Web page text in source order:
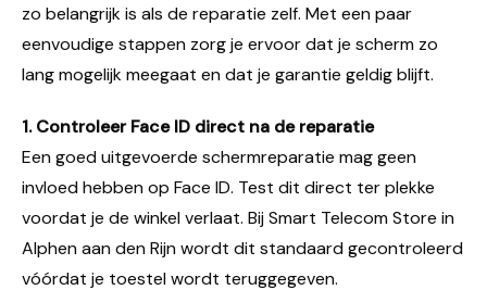
zo belangrijk is als de reparatie zelf. Met een paar
eenvoudige stappen zorg je ervoor dat je scherm zo
lang mogelijk meegaat en dat je garantie geldig blijft.
1. Controleer Face ID direct na de reparatie
Een goed uitgevoerde schermreparatie mag geen
invloed hebben op Face ID. Test dit direct ter plekke
voordat je de winkel verlaat. Bij Smart Telecom Store in
Alphen aan den Rijn wordt dit standaard gecontroleerd
vóórdat je toestel wordt teruggegeven.